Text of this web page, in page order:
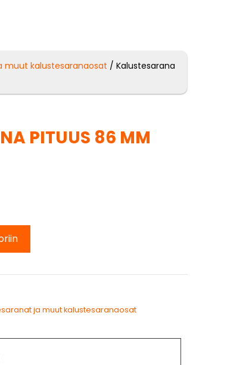
muut kalustesaranaosat / Kalustesarana
PITUUS 86 MM
ja muut kalustesaranaosat